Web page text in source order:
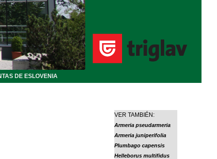
DE ESLOVENIA
VER TAMBIÉN:
Armeria pseudarmeria
Armeria juniperifolia
Plumbago capensis
Helleborus multifidus